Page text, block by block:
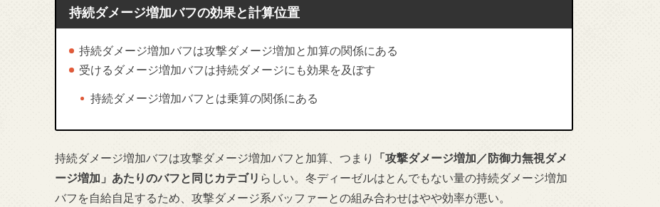
持続ダメージ増加バフの効果と計算位置
持続ダメージ増加バフは攻撃ダメージ増加と加算の関係にある
受けるダメージ増加バフは持続ダメージにも効果を及ぼす
持続ダメージ増加バフとは乗算の関係にある
持続ダメージ増加バフは攻撃ダメージ増加バフと加算、つまり
「攻撃ダメージ増加／防御力無視ダメ
ージ増加」あたりのバフと同じカテゴリ らしい。冬ディーゼルはとんでもない量の持続ダメージ増加
バフを自給自足するため、攻撃ダメージ系バッファーとの組み合わせはやや効率が悪い。